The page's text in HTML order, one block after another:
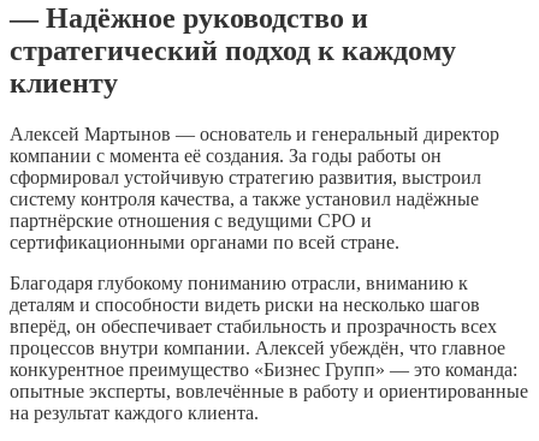
— Надёжное руководство и
стратегический подход к каждому
клиенту
Алексей Мартынов — основатель и генеральный директор
компании с момента её создания. За годы работы он
сформировал устойчивую стратегию развития, выстроил
систему контроля качества, а также установил надёжные
партнёрские отношения с ведущими СРО и
сертификационными органами по всей стране.
Благодаря глубокому пониманию отрасли, вниманию к
деталям и способности видеть риски на несколько шагов
вперёд, он обеспечивает стабильность и прозрачность всех
процессов внутри компании. Алексей убеждён, что главное
конкурентное преимущество «Бизнес Групп» — это команда:
опытные эксперты, вовлечённые в работу и ориентированные
на результат каждого клиента.